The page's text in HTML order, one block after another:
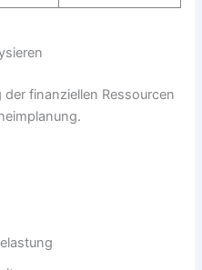
finanziellen Ressourcen